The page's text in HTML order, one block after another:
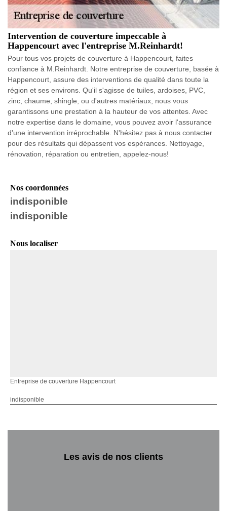
Intervention de couverture impeccable à
Happencourt avec l'entreprise M.Reinhardt!
Pour tous vos projets de couverture à Happencourt, faites
confiance à M.Reinhardt. Notre entreprise de couverture, basée à
Happencourt, assure des interventions de qualité dans toute la
région et ses environs. Qu'il s'agisse de tuiles, ardoises, PVC,
zinc, chaume, shingle, ou d'autres matériaux, nous vous
garantissons une prestation à la hauteur de vos attentes. Avec
notre expertise dans le domaine, vous pouvez avoir l'assurance
d'une intervention irréprochable. N'hésitez pas à nous contacter
pour des résultats qui dépassent vos espérances. Nettoyage,
rénovation, réparation ou entretien, appelez-nous!
Nos coordonnées
indisponible
indisponible
Nous localiser
Entreprise de couverture Happencourt
indisponible
Les avis de nos clients